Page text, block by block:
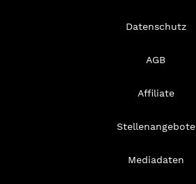
Datenschutz
AGB
Affiliate
Stellenangebote
Mediadaten